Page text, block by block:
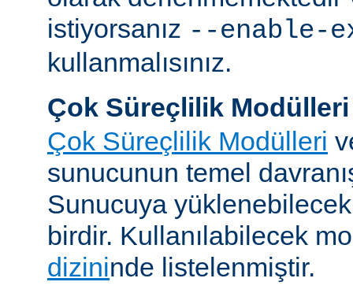
istiyorsanız --enable-
kullanmalısınız.
Çok Süreçlilik Modülleri
Çok Süreçlilik Modülleri
sunucunun temel
Sunucuya yüklenebilecek
birdir. Kullanılabilecek
dizininde listelenmiştir.